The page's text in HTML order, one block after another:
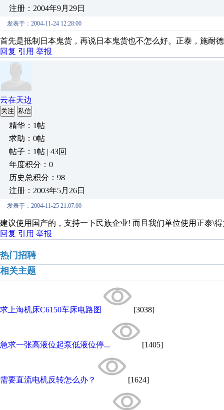
注册：2004年9月29日
发表于：2004-11-24 12:28:00
首先是抵制日本鬼货，再说日本鬼货也不怎么好。正泰，施耐
回复 引用 举报
云在天边
关注 私信
精华：1帖
求助：0帖
帖子：1帖 | 43回
年度积分：0
历史总积分：98
注册：2003年5月26日
发表于：2004-11-25 21:07:00
建议使用国产的，支持一下民族企业! 而且我们单位使用正泰\
回复 引用 举报
热门招聘
相关主题
求上海机床C6150车床电路图 [3038]
急求一张高液位起泵低液位停... [1405]
需要直流电机反转怎么办？ [1624]